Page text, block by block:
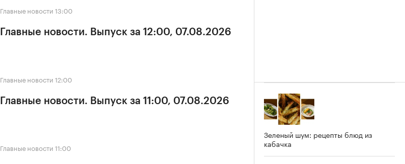
Главные новости 13:00
Главные новости. Выпуск за 12:00, 07.08.2026
Главные новости 12:00
Главные новости. Выпуск за 11:00, 07.08.2026
Главные новости 11:00
Зеленый шум: рецепты блюд из
кабачка